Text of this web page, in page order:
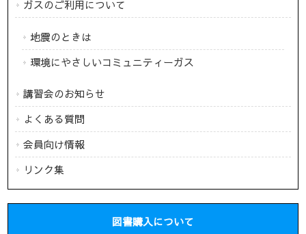
ガスのご利用について
地震のときは
環境にやさしいコミュニティーガス
講習会のお知らせ
よくある質問
会員向け情報
リンク集
図書購入について